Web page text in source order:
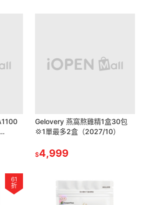
Gelovery 燕窩熬雞精1盒30包
💢1單最多2盒（2027/10）
$4,999
61
折